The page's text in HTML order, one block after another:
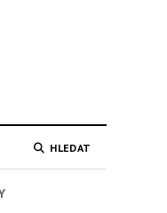
HLEDAT